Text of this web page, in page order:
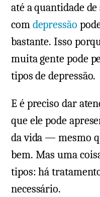
até a quantidade
comdepressão
bastante. Isso
muita gente pode
tipos de depressão.
E é preciso dar
que ele pode
da vida — mesmo
bem. Mas uma
tipos: há
necessário.